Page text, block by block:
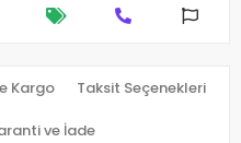
Kargo Taksit Seçenekleri
ve İade